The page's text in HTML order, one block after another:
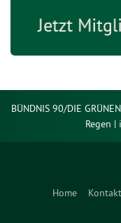
Home Kontakt
BÜNDNIS 90/DIE
Regen |